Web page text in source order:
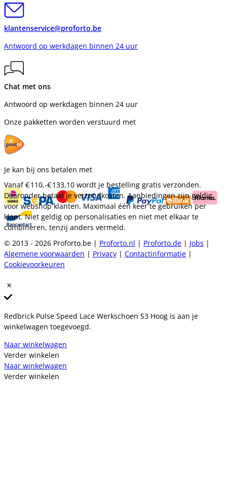
klantenservice@proforto.be
Antwoord op werkdagen binnen 24 uur
Chat met ons
Antwoord op werkdagen binnen 24 uur
Onze pakketten worden verstuurd met
Je kan bij ons betalen met
Vanaf€ 110,-€ 133,10 wordt je bestelling gratis verzonden.
Daaronder betaal je verzendkosten. Aanbiedingen zijn geldig
voor webshop klanten. Maximaal één keer te gebruiken per
klant. Niet geldig op personalisaties en niet met elkaar te
combineren, tenzij anders vermeld.
© 2013 - 2026 Proforto.be | Proforto.nl | Proforto.de | Jobs |
Algemene voorwaarden | Privacy | Contactinformatie |
Cookievoorkeuren
Redbrick Pulse Speed Lace Werkschoen S3 Hoog is aan je
winkelwagen toegevoegd.
Naar winkelwagen
Verder winkelen
Naar winkelwagen
Verder winkelen